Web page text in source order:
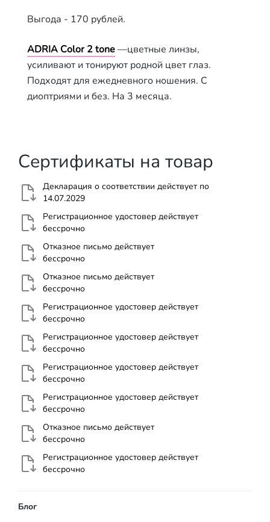
Выгода - 170 рублей.
ADRIA Сolor 2 tone—цветные линзы,
усиливают и тонируют родной цвет глаз.
Подходят для ежедневного ношения. С
диоптриями и без. На 3 месяца.
Сертификаты на товар
Декларация о соответствии действует по
14.07.2029
Регистрационное удостовер действует
бессрочно
Отказное письмо действует
бессрочно
Отказное письмо действует
бессрочно
Регистрационное удостовер действует
бессрочно
Регистрационное удостовер действует
бессрочно
Регистрационное удостовер действует
бессрочно
Регистрационное удостовер действует
бессрочно
Отказное письмо действует
бессрочно
Регистрационное удостовер действует
бессрочно
Блог